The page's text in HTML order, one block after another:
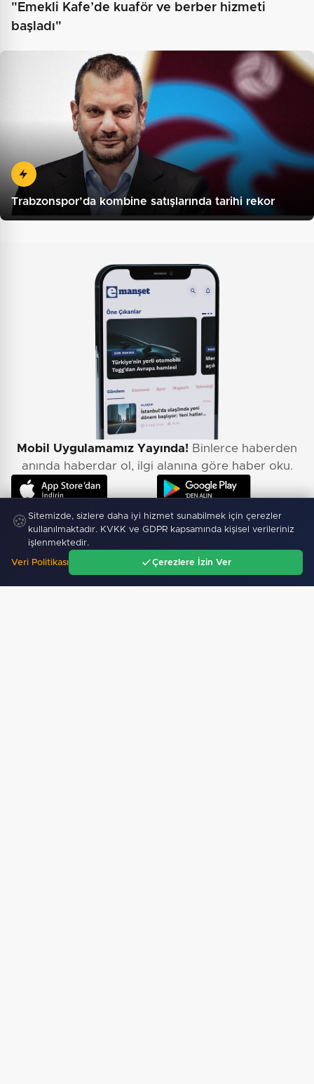
"Emekli Kafe’de kuaför ve berber hizmeti
başladı"
Trabzonspor’da kombine satışlarında tarihi rekor
Mobil Uygulamamız Yayında! Binlerce haberden
anında haberdar ol, ilgi alanına göre haber oku.
🍪 Sitemizde, sizlere daha iyi hizmet sunabilmek için çerezler
kullanılmaktadır. KVKK ve GDPR kapsamında kişisel verileriniz
işlenmektedir.
Veri Politikası Çerezlere İzin Ver
Gündem Ara Menü